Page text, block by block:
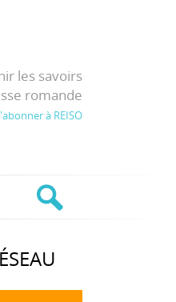
les savoirs
romande
à REISO